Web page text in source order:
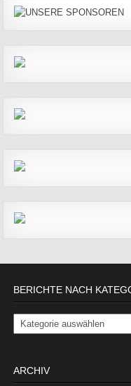
BERICHTE NACH
Berichte nach Kategorien
ARCHIV